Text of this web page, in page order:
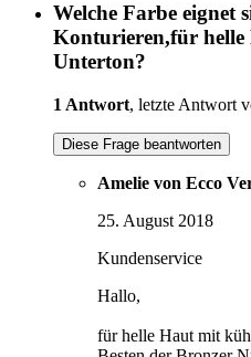
Welche Farbe eignet
Konturieren,für
Unterton?
1 Antwort, letzte Antwort
Diese Frage beantworten
Amelie von Ecco
25. August 2018
Kundenservice
Hallo,
für helle Haut mit